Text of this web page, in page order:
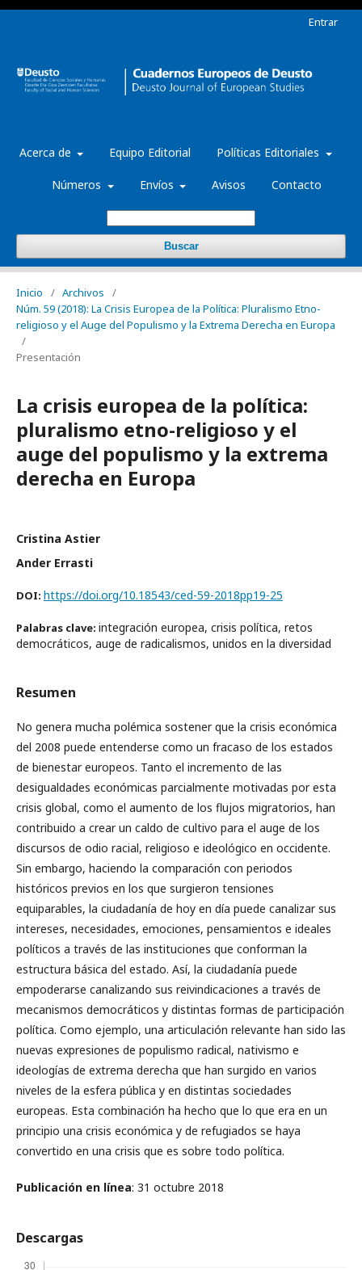
Acerca de Equipo Editorial Políticas Editoriales
Números Envíos Avisos Contacto
Buscar
Entrar
Inicio / Archivos
/
Núm. 59 (2018): La Crisis Europea de la Política: Pluralismo Etno-
religioso y el Auge del Populismo y la Extrema Derecha en Europa
/
Presentación
La crisis europea de la política:
pluralismo etno-religioso y el
auge del populismo y la extrema
derecha en Europa
Cristina Astier
Ander Errasti
DOI: https://doi.org/10.18543/ced-59-2018pp19-25
Palabras clave: integración europea, crisis política, retos
democráticos, auge de radicalismos, unidos en la diversidad
Resumen
No genera mucha polémica sostener que la crisis económica
del 2008 puede entenderse como un fracaso de los estados
de bienestar europeos. Tanto el incremento de las
desigualdades económicas parcialmente motivadas por esta
crisis global, como el aumento de los flujos migratorios, han
contribuido a crear un caldo de cultivo para el auge de los
discursos de odio racial, religioso e ideológico en occidente.
Sin embargo, haciendo la comparación con periodos
históricos previos en los que surgieron tensiones
equiparables, la ciudadanía de hoy en día puede canalizar sus
intereses, necesidades, emociones, pensamientos e ideales
políticos a través de las instituciones que conforman la
estructura básica del estado. Así, la ciudadanía puede
empoderarse canalizando sus reivindicaciones a través de
mecanismos democráticos y distintas formas de participación
política. Como ejemplo, una articulación relevante han sido las
nuevas expresiones de populismo radical, nativismo e
ideologías de extrema derecha que han surgido en varios
niveles de la esfera pública y en distintas sociedades
europeas. Esta combinación ha hecho que lo que era en un
principio una crisis económica y de refugiados se haya
convertido en una crisis que es sobre todo política.
Publicación en línea: 31 octubre 2018
Descargas